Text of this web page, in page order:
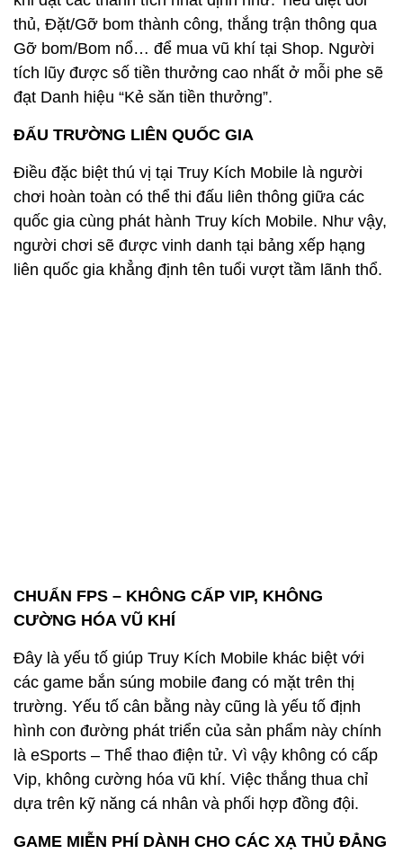
thủ, Đặt/Gỡ bom thành công, thắng trận thông qua
Gỡ bom/Bom nổ… để mua vũ khí tại Shop. Người
tích lũy được số tiền thưởng cao nhất ở mỗi phe sẽ
đạt Danh hiệu “Kẻ săn tiền thưởng”.
ĐẤU TRƯỜNG LIÊN QUỐC GIA
Điều đặc biệt thú vị tại Truy Kích Mobile là người
chơi hoàn toàn có thể thi đấu liên thông giữa các
quốc gia cùng phát hành Truy kích Mobile. Như vậy,
người chơi sẽ được vinh danh tại bảng xếp hạng
liên quốc gia khẳng định tên tuổi vượt tầm lãnh thổ.
CHUẨN FPS – KHÔNG CẤP VIP, KHÔNG
CƯỜNG HÓA VŨ KHÍ
Đây là yếu tố giúp Truy Kích Mobile khác biệt với
các game bắn súng mobile đang có mặt trên thị
trường. Yếu tố cân bằng này cũng là yếu tố định
hình con đường phát triển của sản phẩm này chính
là eSports – Thể thao điện tử. Vì vậy không có cấp
Vip, không cường hóa vũ khí. Việc thắng thua chỉ
dựa trên kỹ năng cá nhân và phối hợp đồng đội.
GAME MIỄN PHÍ DÀNH CHO CÁC XẠ THỦ ĐẲNG